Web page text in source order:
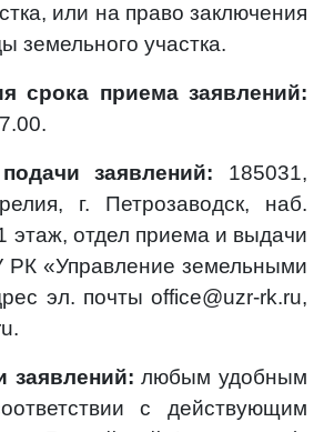
или на право заключения
земельного участка.
срока приема заявлений:
заявлений: 185031,
г. Петрозаводск, наб.
этаж, отдел приема и выдачи
РК «Управление земельными
эл. почты office@uzr-rk.ru,
заявлений:любым удобным
с действующим